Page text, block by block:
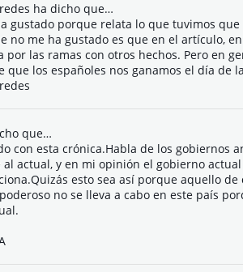
ha dicho que…
gustado porque relata lo que tuvimos
no me ha gustado es que en el artículo,
por las ramas con otros hechos. Pero en
que los españoles nos ganamos el día de
que…
con esta crónica.Habla de los gobiernos
actual, y en mi opinión el gobierno
esto sea así porque aquello
no se lleva a cabo en este país